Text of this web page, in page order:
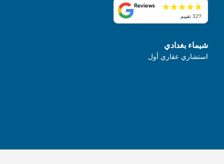
327 تقييم
شيماء بغدادي
استشاري عقاري أول